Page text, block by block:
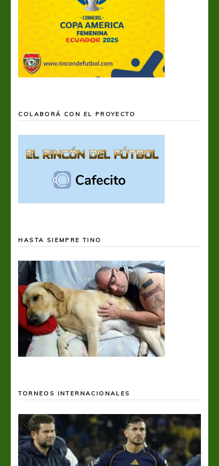
COLABORÁ CON EL PROYECTO
HASTA SIEMPRE TINO
TORNEOS INTERNACIONALES